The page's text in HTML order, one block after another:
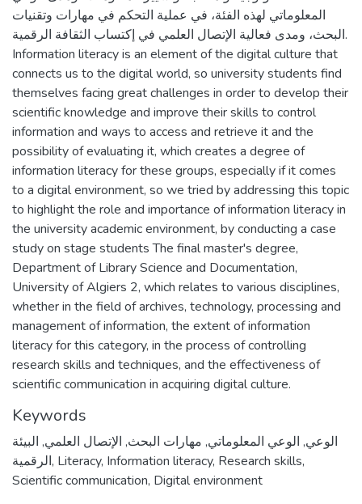
المعلوماتي لهذه الفئة، في عملية التحكم في مهارات وتقنيات
البحث، ومدى فعالية الإتصال العلمي في إكتساب الثقافة الرقمية.
Information literacy is an element of the digital culture that
connects us to the digital world, so university students find
themselves facing great challenges in order to develop their
scientific knowledge and improve their skills to control
information and ways to access and retrieve it and the
possibility of evaluating it, which creates a degree of
information literacy for these groups, especially if it comes
to a digital environment, so we tried by addressing this topic
to highlight the role and importance of information literacy in
the university academic environment, by conducting a case
study on stage students The final master's degree,
Department of Library Science and Documentation,
University of Algiers 2, which relates to various disciplines,
whether in the field of archives, technology, processing and
management of information, the extent of information
literacy for this category, in the process of controlling
research skills and techniques, and the effectiveness of
scientific communication in acquiring digital culture.
Keywords
الوعي, الوعي المعلوماتي, مهارات البحث, الإتصال العلمي, البيئة
الرقمية, Literacy, Information literacy, Research skills,
Scientific communication, Digital environment